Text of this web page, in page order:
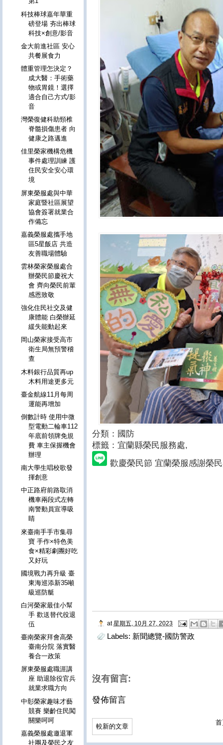
分類：國防
標籤：宜蘭縣榮民服務處,
歡慶榮民節 宜蘭榮服感謝榮
at 星期五, 10月 27, 2023
Labels: 新聞總覽-國防警政
沒有留言:
發佈留言
較新的文章
科技棒球嘉年華重
磅登場 夯出棒球
科技×創意/影音
金大前進社區 安心
共餐展食力
體重管理怎決定？
成大醫：手術藥
物或胃鏡！選擇
適合自己方式/影
音
灣榮復健科助頸椎
脊髓損傷患者 向
健康之路邁進
佳里榮家機構危機
事件處理訓練 護
住民安全安心環
境
屏東榮服處與中華
家庭暨社區展望
協會簽署就業合
作備忘
嘉義榮服處攜手地
區5星飯店 共造
友善職場體驗
雲林榮家榮服處合
辦榮民節慶祝大
會 齊向榮民前輩
感恩致敬
強化住民社交及健
康體能 白榮辦延
緩失能動起來
岡山榮家接受高市
衛生局無預警稽
查
木料銀行品質再up
木料用途更多元
臺金航線11月每周
運能再增加
倒數計時 使用中微
型電動二輪車112
年底前領牌免規
費 車主保握機會
辦理
南大學生唱校歌發
揮創意
中正路府前路取消
機車兩段式左轉
南警動員宣導吸
睛
來臺南手手市集尋
寶 手作×特色美
食×精彩劇團好吃
又好玩
國境戰力再升級 臺
東海巡添新35噸
級巡防艇
白河榮家最佳小幫
手 歡送替代役退
伍
臺南榮家拜會高榮
臺南分院 落實醫
養合一政策
屏東榮服處職涯講
座 助退除役官兵
就業求職方向
中彰榮家趣味才藝
競賽 樂齡住民闖
關樂呵呵
嘉義榮服處邀退軍
社團及榮民之友